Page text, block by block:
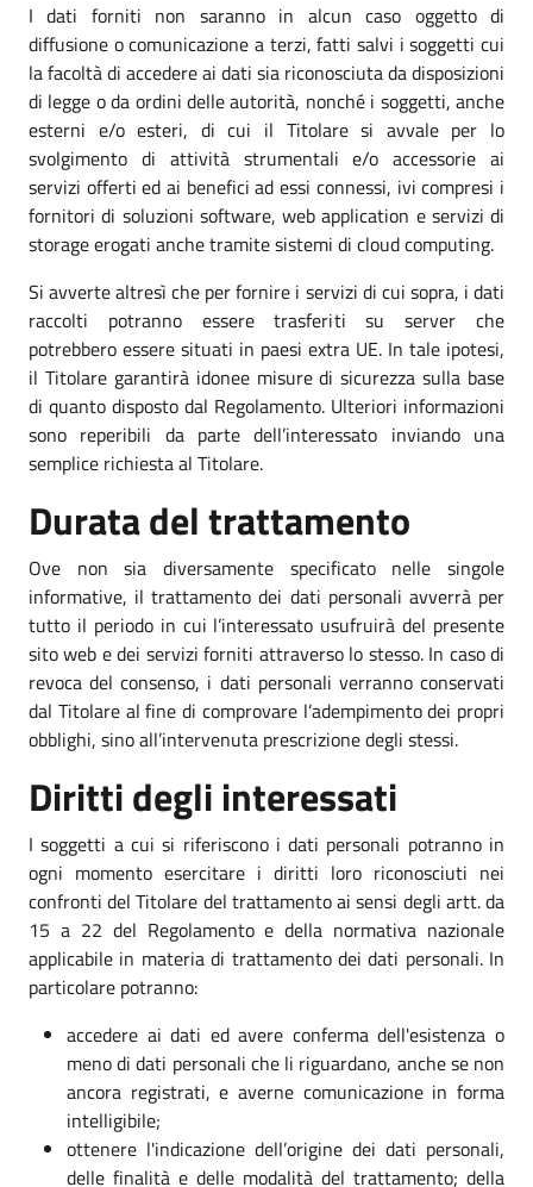
I dati forniti non saranno in alcun caso oggetto di
diffusione o comunicazione a terzi, fatti salvi i soggetti cui
la facoltà di accedere ai dati sia riconosciuta da disposizioni
di legge o da ordini delle autorità, nonché i soggetti, anche
esterni e/o esteri, di cui il Titolare si avvale per lo
svolgimento di attività strumentali e/o accessorie ai
servizi offerti ed ai benefici ad essi connessi, ivi compresi i
fornitori di soluzioni software, web application e servizi di
storage erogati anche tramite sistemi di cloud computing.
Si avverte altresì che per fornire i servizi di cui sopra, i dati
raccolti potranno essere trasferiti su server che
potrebbero essere situati in paesi extra UE. In tale ipotesi,
il Titolare garantirà idonee misure di sicurezza sulla base
di quanto disposto dal Regolamento. Ulteriori informazioni
sono reperibili da parte dell’interessato inviando una
semplice richiesta al Titolare.
Durata del trattamento
Ove non sia diversamente specificato nelle singole
informative, il trattamento dei dati personali avverrà per
tutto il periodo in cui l’interessato usufruirà del presente
sito web e dei servizi forniti attraverso lo stesso. In caso di
revoca del consenso, i dati personali verranno conservati
dal Titolare al fine di comprovare l’adempimento dei propri
obblighi, sino all’intervenuta prescrizione degli stessi.
Diritti degli interessati
I soggetti a cui si riferiscono i dati personali potranno in
ogni momento esercitare i diritti loro riconosciuti nei
confronti del Titolare del trattamento ai sensi degli artt. da
15 a 22 del Regolamento e della normativa nazionale
applicabile in materia di trattamento dei dati personali. In
particolare potranno:
accedere ai dati ed avere conferma dell'esistenza o
meno di dati personali che li riguardano, anche se non
ancora registrati, e averne comunicazione in forma
intelligibile;
ottenere l'indicazione dell’origine dei dati personali,
delle finalità e delle modalità del trattamento; della